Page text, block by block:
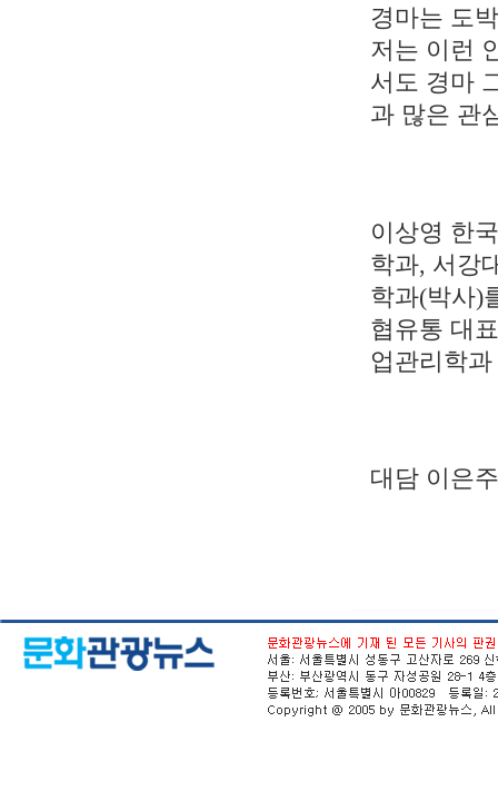
경마는 도
저는 이런
서도 경마
과 많은 관
이상영 한
학과, 서강
학과(박사)
협유통 대
업관리학
대담 이은